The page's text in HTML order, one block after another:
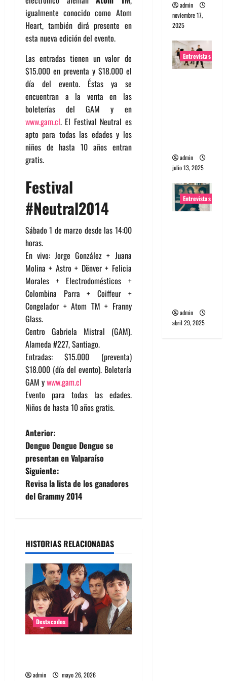
igualmente conocido como Atom
Heart, también dirá presente en
esta nueva edición del evento.
Las entradas tienen un valor de
$15.000 en preventa y $18.000 el
día del evento. Éstas ya se
encuentran a la venta en las
boleterías del GAM y en
www.gam.cl. El Festival Neutral es
apto para todas las edades y los
niños de hasta 10 años entran
gratis.
Festival
#Neutral2014
Sábado 1 de marzo desde las 14:00
horas.
En vivo: Jorge González + Juana
Molina + Astro + Dënver + Felicia
Morales + Electrodomésticos +
Colombina Parra + Coiffeur +
Congelador + Atom TM + Franny
Glass.
Centro Gabriela Mistral (GAM).
Alameda #227, Santiago.
Entradas: $15.000 (preventa)
$18.000 (día del evento). Boletería
GAM ywww.gam.cl
Evento para todas las edades.
Niños de hasta 10 años gratis.
N
a
v
e
a
c
i
ó
n
e
Anterior:
Dengue Dengue Dengue se
presentan en Valparaíso
Siguiente:
Revisa la lista de los ganadores
del Grammy 2014
HISTORIAS RELACIONADAS
Destacados
admin mayo 26, 2026
admin
noviembre 17,
2025
Entrevistas
admin
julio 13, 2025
Entrevistas
admin
abril 29, 2025